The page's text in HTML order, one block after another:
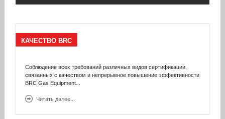
КАЧЕСТВО BRC
Соблюдение всех требований различных видов сертификации,
связанных с качеством и непрерывное повышение эффективности
BRC Gas Equipment...
Читать далее...